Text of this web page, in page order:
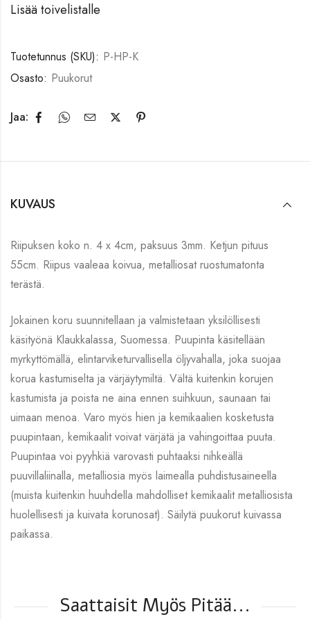
Lisää toivelistalle
Tuotetunnus (SKU): P-HP-K
Osasto: Puukorut
Jaa:
KUVAUS
Riipuksen koko n. 4 x 4cm, paksuus 3mm. Ketjun pituus
55cm. Riipus vaaleaa koivua, metalliosat ruostumatonta
terästä.
Jokainen koru suunnitellaan ja valmistetaan yksilöllisesti
käsityönä Klaukkalassa, Suomessa. Puupinta käsitellään
myrkyttömällä, elintarviketurvallisella öljyvahalla, joka suojaa
korua kastumiselta ja värjäytymiltä. Vältä kuitenkin korujen
kastumista ja poista ne aina ennen suihkuun, saunaan tai
uimaan menoa. Varo myös hien ja kemikaalien kosketusta
puupintaan, kemikaalit voivat värjätä ja vahingoittaa puuta.
Puupintaa voi pyyhkiä varovasti puhtaaksi nihkeällä
puuvillaliinalla, metalliosia myös laimealla puhdistusaineella
(muista kuitenkin huuhdella mahdolliset kemikaalit metalliosista
huolellisesti ja kuivata korunosat). Säilytä puukorut kuivassa
paikassa.
Saattaisit Myös Pitää...